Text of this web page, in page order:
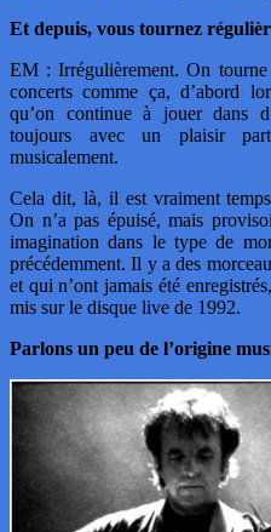
Et depuis, vous tournez
EM : Irrégulièrement. On
concerts comme ça, d’abord
qu’on continue à jouer dans
toujours avec un plaisir
musicalement.
Cela dit, là, il est vraiment
On n’a pas épuisé, mais
imagination dans le type de
précédemment. Il y a des
et qui n’ont jamais été
mis sur le disque live de 1992.
Parlons un peu de l’origine